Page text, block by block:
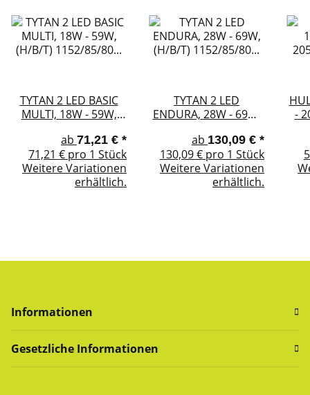
TYTAN 2 LED BASIC
MULTI, 18W - 59W,
(1432/85/80),
IP66/IK09
ab 71,21 € *
71,21 € pro 1 Stück
Weitere Variationen
erhältlich.
TYTAN 2 LED
ENDURA, 28W - 69W,
(1432/85/80),
IP66/IK09
ab 130,09 € *
130,09 € pro 1 Stück
Weitere Variationen
erhältlich.
-
Informationen
Gesetzliche Informationen